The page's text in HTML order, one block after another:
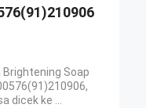
Brightening Soap
dicek ke ...